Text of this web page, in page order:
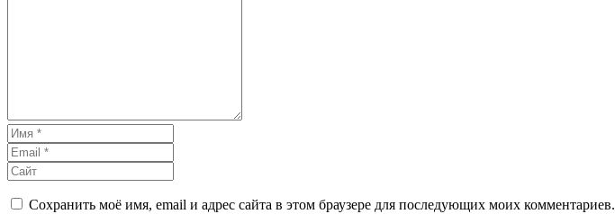
Сохранить моё имя, email и адрес сайта в этом браузере для последующих моих комментариев.